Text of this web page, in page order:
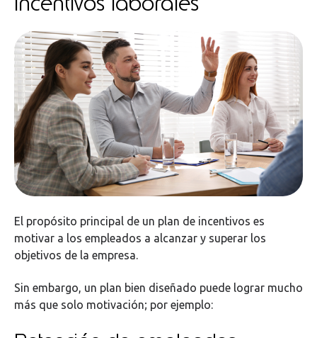
El propósito principal de un plan de incentivos es
motivar a los empleados a alcanzar y superar los
objetivos de la empresa.
Sin embargo, un plan bien diseñado puede lograr mucho
más que solo motivación; por ejemplo: